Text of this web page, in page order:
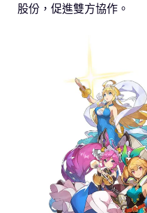
股份，促進雙方協作。